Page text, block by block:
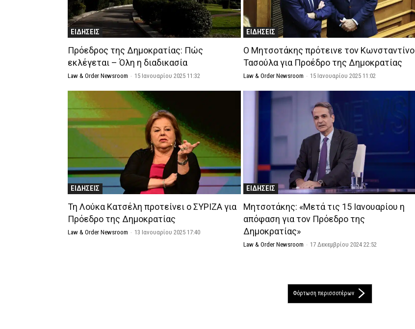
ΕΙΔΗΣΕΙΣ
Πρόεδρος της Δημοκρατίας: Πώς
εκλέγεται – Όλη η διαδικασία
Law & Order Newsroom - 15 Ιανουαρίου 2025 11:32
ΕΙΔΗΣΕΙΣ
Ο Μητσοτάκης πρότεινε τον Κωνσταντίνο
Τασούλα για Προέδρο της Δημοκρατίας
Law & Order Newsroom - 15 Ιανουαρίου 2025 11:02
ΕΙΔΗΣΕΙΣ
Τη Λούκα Κατσέλη προτείνει ο ΣΥΡΙΖΑ για
Πρόεδρο της Δημοκρατίας
Law & Order Newsroom - 13 Ιανουαρίου 2025 17:40
ΕΙΔΗΣΕΙΣ
Μητσοτάκης: «Μετά τις 15 Ιανουαρίου η
απόφαση για τον Πρόεδρο της
Δημοκρατίας»
Law & Order Newsroom - 17 Δεκεμβρίου 2024 22:52
Φόρτωση περισσοτέρων